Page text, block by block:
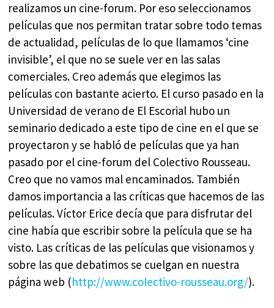
realizamos un cine-forum. Por eso seleccionamos
películas que nos permitan tratar sobre todo temas
de actualidad, películas de lo que llamamos ‘cine
invisible’, el que no se suele ver en las salas
comerciales. Creo además que elegimos las
películas con bastante acierto. El curso pasado en la
Universidad de verano de El Escorial hubo un
seminario dedicado a este tipo de cine en el que se
proyectaron y se habló de películas que ya han
pasado por el cine-forum del Colectivo Rousseau.
Creo que no vamos mal encaminados. También
damos importancia a las críticas que hacemos de las
películas. Víctor Erice decía que para disfrutar del
cine había que escribir sobre la película que se ha
visto. Las críticas de las películas que visionamos y
sobre las que debatimos se cuelgan en nuestra
página web (http://www.colectivo-rousseau.org/).